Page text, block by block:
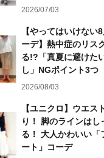
2026/07/03
【やってはいけない
ーデ】熱中症のリス
る!?「真夏に避けた
し」NGポイント3つ
2026/08/03
【ユニクロ】ウエス
り！ 脚のラインはし
る！ 大人かわいい「
ート」コーデ